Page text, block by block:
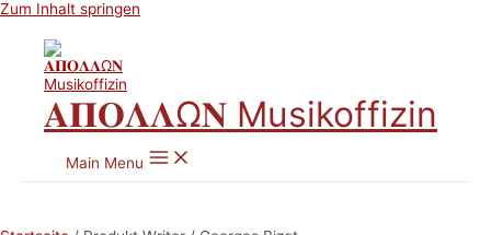
Zum Inhalt springen
𝚨𝚷𝚶𝚲𝚲Ω𝚴 Musikoffizin
Main Menu